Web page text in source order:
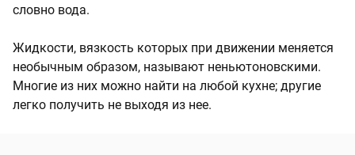
словно вода.
Жидкости, вязкость которых при движении меняется
необычным образом, называют неньютоновскими.
Многие из них можно найти на любой кухне; другие
легко получить не выходя из нее.